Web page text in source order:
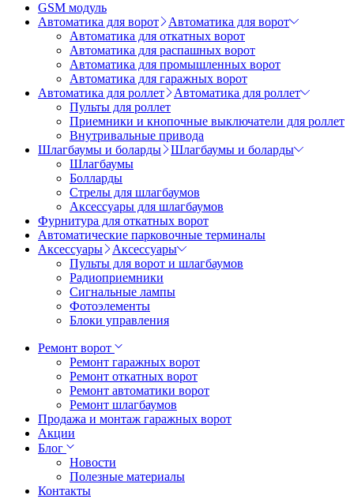
GSM модуль
Автоматика для ворот
Автоматика для ворот
Автоматика для откатных ворот
Автоматика для распашных ворот
Автоматика для промышленных ворот
Автоматика для гаражных ворот
Автоматика для роллет
Автоматика для роллет
Пульты для роллет
Приемники и кнопочные выключатели для роллет
Внутривальные привода
Шлагбаумы и боларды
Шлагбаумы и боларды
Шлагбаумы
Болларды
Стрелы для шлагбаумов
Аксессуары для шлагбаумов
Фурнитура для откатных ворот
Автоматические парковочные терминалы
Аксессуары
Аксессуары
Пульты для ворот и шлагбаумов
Радиоприемники
Сигнальные лампы
Фотоэлементы
Блоки управления
Ремонт ворот
Ремонт гаражных ворот
Ремонт откатных ворот
Ремонт автоматики ворот
Ремонт шлагбаумов
Продажа и монтаж гаражных ворот
Акции
Блог
Новости
Полезные материалы
Контакты